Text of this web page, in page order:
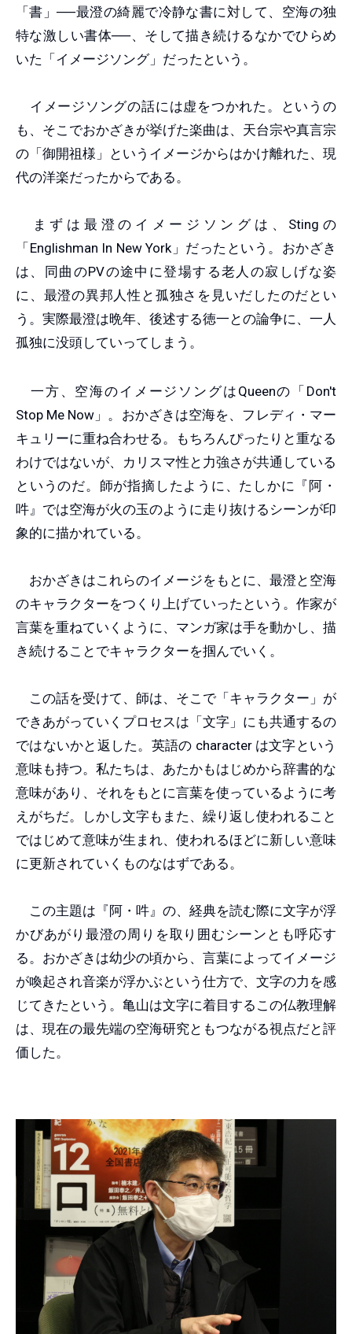
「書」──最澄の綺麗で冷静な書に対して、空海の独
特な激しい書体──、そして描き続けるなかでひらめ
いた「イメージソング」だったという。
イメージソングの話には虚をつかれた。というの
も、そこでおかざきが挙げた楽曲は、天台宗や真言宗
の「御開祖様」というイメージからはかけ離れた、現
代の洋楽だったからである。
まずは最澄のイメージソングは、Stingの
「Englishman In New York」だったという。おかざき
は、同曲のPVの途中に登場する老人の寂しげな姿
に、最澄の異邦人性と孤独さを見いだしたのだとい
う。実際最澄は晩年、後述する徳一との論争に、一人
孤独に没頭していってしまう。
一方、空海のイメージソングはQueenの「Don't
Stop Me Now」。おかざきは空海を、フレディ・マー
キュリーに重ね合わせる。もちろんぴったりと重なる
わけではないが、カリスマ性と力強さが共通している
というのだ。師が指摘したように、たしかに『阿・
吽』では空海が火の玉のように走り抜けるシーンが印
象的に描かれている。
おかざきはこれらのイメージをもとに、最澄と空海
のキャラクターをつくり上げていったという。作家が
言葉を重ねていくように、マンガ家は手を動かし、描
き続けることでキャラクターを掴んでいく。
この話を受けて、師は、そこで「キャラクター」が
できあがっていくプロセスは「文字」にも共通するの
ではないかと返した。英語の character は文字という
意味も持つ。私たちは、あたかもはじめから辞書的な
意味があり、それをもとに言葉を使っているように考
えがちだ。しかし文字もまた、繰り返し使われること
ではじめて意味が生まれ、使われるほどに新しい意味
に更新されていくものなはずである。
この主題は『阿・吽』の、経典を読む際に文字が浮
かびあがり最澄の周りを取り囲むシーンとも呼応す
る。おかざきは幼少の頃から、言葉によってイメージ
が喚起され音楽が浮かぶという仕方で、文字の力を感
じてきたという。亀山は文字に着目するこの仏教理解
は、現在の最先端の空海研究ともつながる視点だと評
価した。